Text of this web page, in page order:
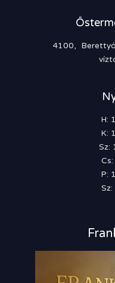
4100,
H:
K:
Sz:
P: